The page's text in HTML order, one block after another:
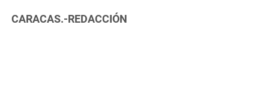
CARACAS.-REDACCIÓN